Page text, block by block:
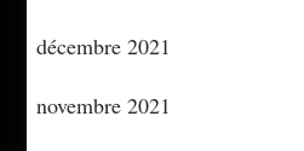
décembre 2021
novembre 2021